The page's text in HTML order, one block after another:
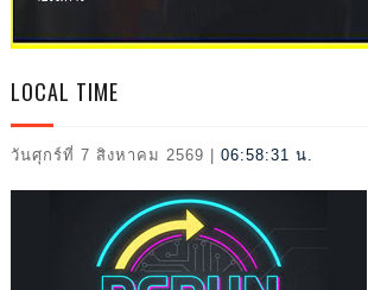
2026
LOCAL TIME
วันศุกร์ที่ 7 สิงหาคม 2569 06:58:33 น.